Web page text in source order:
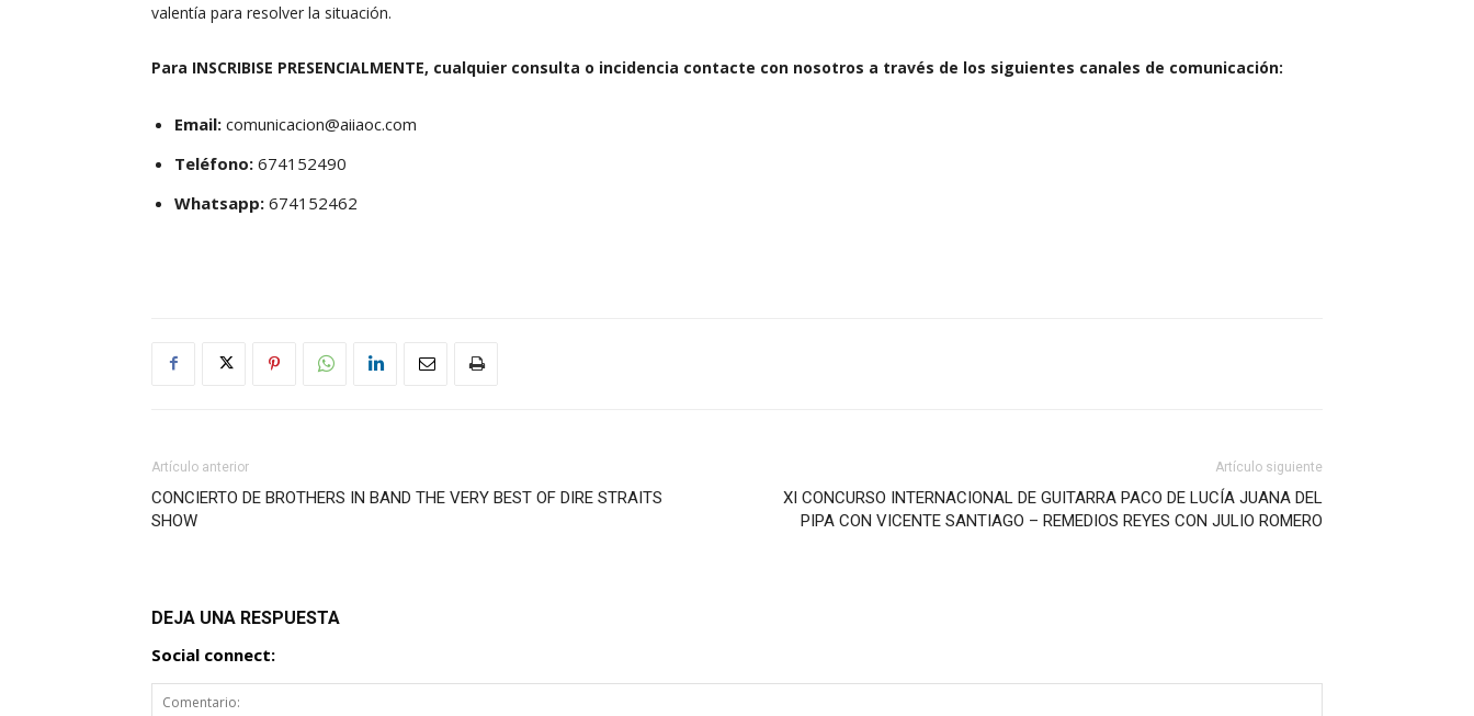
valentía para resolver la situación.
Para INSCRIBISE PRESENCIALMENTE, cualquier consulta o incidencia contacte con nosotros a través de los siguientes canales de comunicación:
Email: comunicacion@aiiaoc.com
Teléfono: 674152490
Whatsapp: 674152462
Artículo anterior
CONCIERTO DE BROTHERS IN BAND THE VERY BEST OF DIRE STRAITS
SHOW
Artículo siguiente
XI CONCURSO INTERNACIONAL DE GUITARRA PACO DE LUCÍA JUANA DEL
PIPA CON VICENTE SANTIAGO – REMEDIOS REYES CON JULIO ROMERO
DEJA UNA RESPUESTA
Social connect: